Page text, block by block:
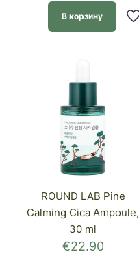
В корзину
ROUND LAB Pine
Calming Cica Ampoule,
30 ml
€22.90